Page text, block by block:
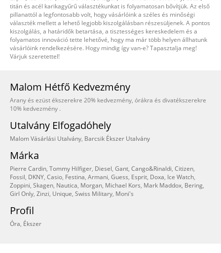
titán és acél karikagyűrű választékunkat is folyamatosan bővítjük. Az első
pillanattól a legfontosabb volt, hogy vásárlóink a széles és minőségi
választék mellett a lehető legjobb kiszolgálásban részesüljenek. A pontos
kiszolgálás, a határidők betartása, a tisztességes kereskedelem és a
folyamatos innováció tette lehetővé, hogy ma már több helyen állhatunk
vásárlóink rendelkezésére. Hogy mindig így van-e? Tapasztalja meg!
Várjuk szeretettel!
Malom Hétfő Kedvezmény
Arany és ezüst ékszerekre 20% kedvezmény, órákra és divatékszerekre
10% kedvezmény .
Utalvány Elfogadóhely
Malom Vásárlási Utalvány, Barcsik Ékszer Utalvány
Márka
Pierre Cardin, Tommy Hilfiger, Diesel, Gant, Cango&Rinaldi, Citizen,
Fossil, DKNY, Casio, Festina, Armani, Guess, Esprit, Doxa, Ice Watch,
Zoppini, Skagen, Nautica, Morgan, Michael Kors, Mark Maddox, Bering,
Girl Only, Zinzi, Unique, Swiss Military, Moni's
Profil
Óra, Ékszer